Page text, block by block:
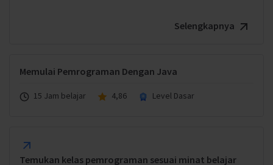
Selengkapnya
Memulai Pemrograman Dengan Java
15 Jam belajar 4,86 Level Dasar
Temukan kelas pemrograman sesuai minat belajar